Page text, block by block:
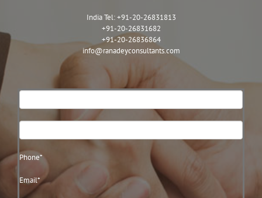
India Tel:+91-20-26831813
+91-20-26831682
+91-20-26836864
info@ranadeyconsultants.com
Contact
Us